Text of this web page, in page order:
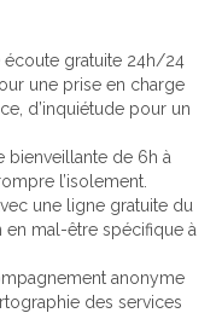
écoute gratuite 24h/24
une prise en charge
d’inquiétude pour un
bienveillante de 6h à
l’isolement.
une ligne gratuite du
en mal-être spécifique à
anonyme
des services